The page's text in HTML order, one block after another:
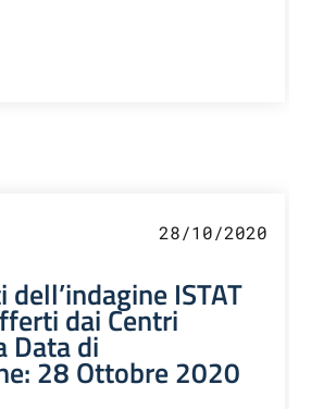
28/10/2020
ISTAT
dai Centri
Data di
28 Ottobre 2020